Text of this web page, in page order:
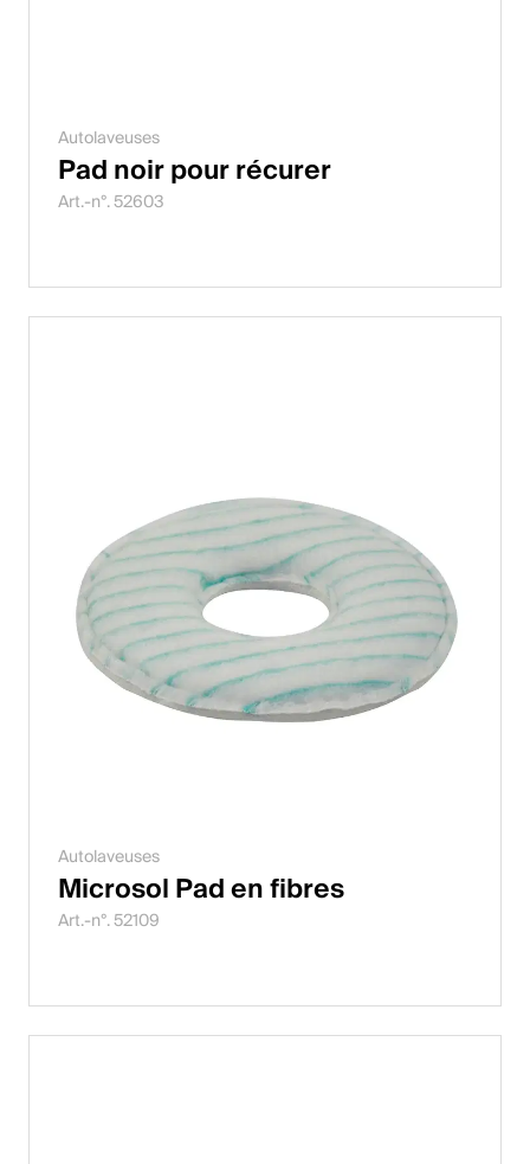
Autolaveuses
Pad noir pour récurer
Art.-n°. 52603
Autolaveuses
Microsol Pad en fibres
Art.-n°. 52109